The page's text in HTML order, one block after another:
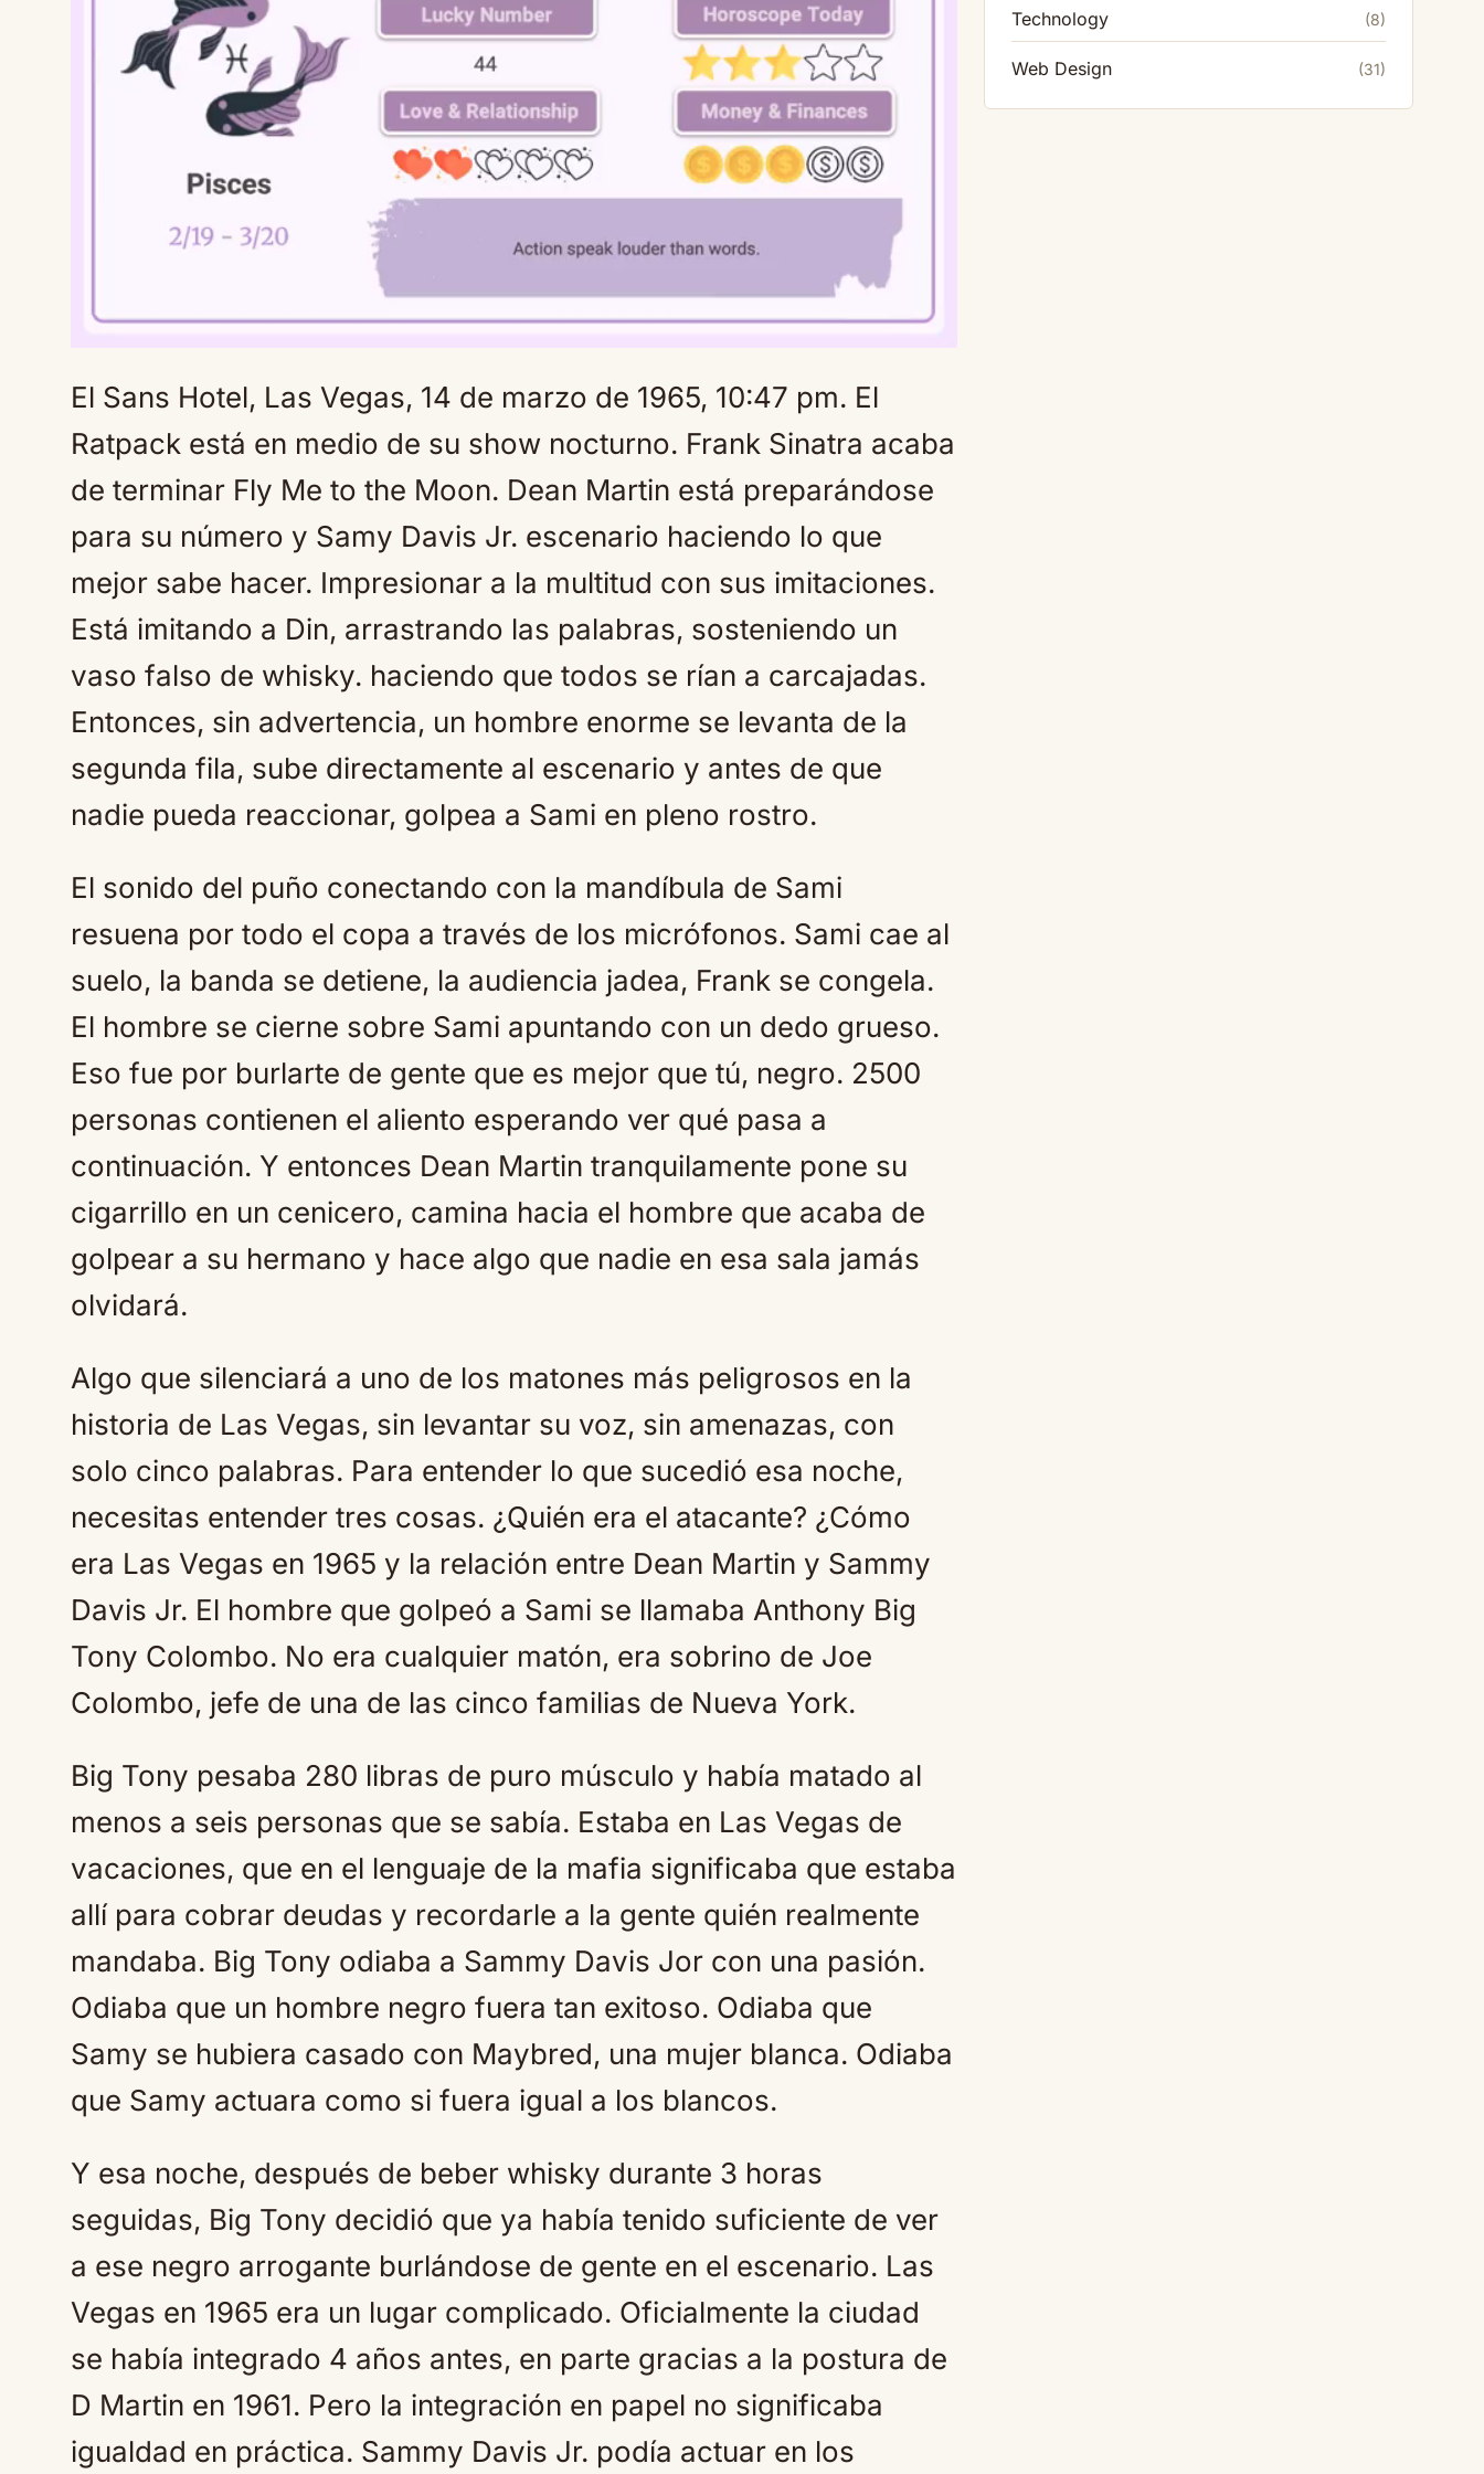
El Sans Hotel, Las Vegas, 14 de marzo de 1965, 10:47 pm. El
Ratpack está en medio de su show nocturno. Frank Sinatra acaba
de terminar Fly Me to the Moon. Dean Martin está preparándose
para su número y Samy Davis Jr. escenario haciendo lo que
mejor sabe hacer. Impresionar a la multitud con sus imitaciones.
Está imitando a Din, arrastrando las palabras, sosteniendo un
vaso falso de whisky. haciendo que todos se rían a carcajadas.
Entonces, sin advertencia, un hombre enorme se levanta de la
segunda fila, sube directamente al escenario y antes de que
nadie pueda reaccionar, golpea a Sami en pleno rostro.
El sonido del puño conectando con la mandíbula de Sami
resuena por todo el copa a través de los micrófonos. Sami cae al
suelo, la banda se detiene, la audiencia jadea, Frank se congela.
El hombre se cierne sobre Sami apuntando con un dedo grueso.
Eso fue por burlarte de gente que es mejor que tú, negro. 2500
personas contienen el aliento esperando ver qué pasa a
continuación. Y entonces Dean Martin tranquilamente pone su
cigarrillo en un cenicero, camina hacia el hombre que acaba de
golpear a su hermano y hace algo que nadie en esa sala jamás
olvidará.
Algo que silenciará a uno de los matones más peligrosos en la
historia de Las Vegas, sin levantar su voz, sin amenazas, con
solo cinco palabras. Para entender lo que sucedió esa noche,
necesitas entender tres cosas. ¿Quién era el atacante? ¿Cómo
era Las Vegas en 1965 y la relación entre Dean Martin y Sammy
Davis Jr. El hombre que golpeó a Sami se llamaba Anthony Big
Tony Colombo. No era cualquier matón, era sobrino de Joe
Colombo, jefe de una de las cinco familias de Nueva York.
Big Tony pesaba 280 libras de puro músculo y había matado al
menos a seis personas que se sabía. Estaba en Las Vegas de
vacaciones, que en el lenguaje de la mafia significaba que estaba
allí para cobrar deudas y recordarle a la gente quién realmente
mandaba. Big Tony odiaba a Sammy Davis Jor con una pasión.
Odiaba que un hombre negro fuera tan exitoso. Odiaba que
Samy se hubiera casado con Maybred, una mujer blanca. Odiaba
que Samy actuara como si fuera igual a los blancos.
Y esa noche, después de beber whisky durante 3 horas
seguidas, Big Tony decidió que ya había tenido suficiente de ver
a ese negro arrogante burlándose de gente en el escenario. Las
Vegas en 1965 era un lugar complicado. Oficialmente la ciudad
se había integrado 4 años antes, en parte gracias a la postura de
D Martin en 1961. Pero la integración en papel no significaba
igualdad en práctica. Sammy Davis Jr. podía actuar en los
Technology (8)
Web Design (31)